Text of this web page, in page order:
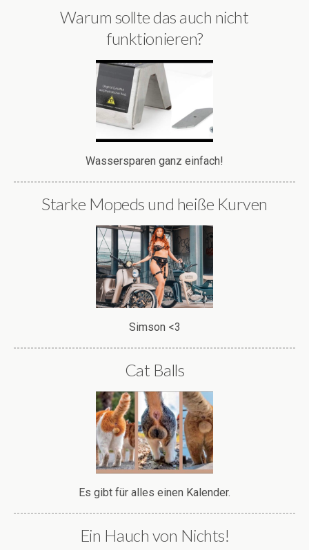
Warum sollte das auch nicht
funktionieren?
Wassersparen ganz einfach!
Starke Mopeds und heiße Kurven
Simson <3
Cat Balls
Es gibt für alles einen Kalender.
Ein Hauch von Nichts!